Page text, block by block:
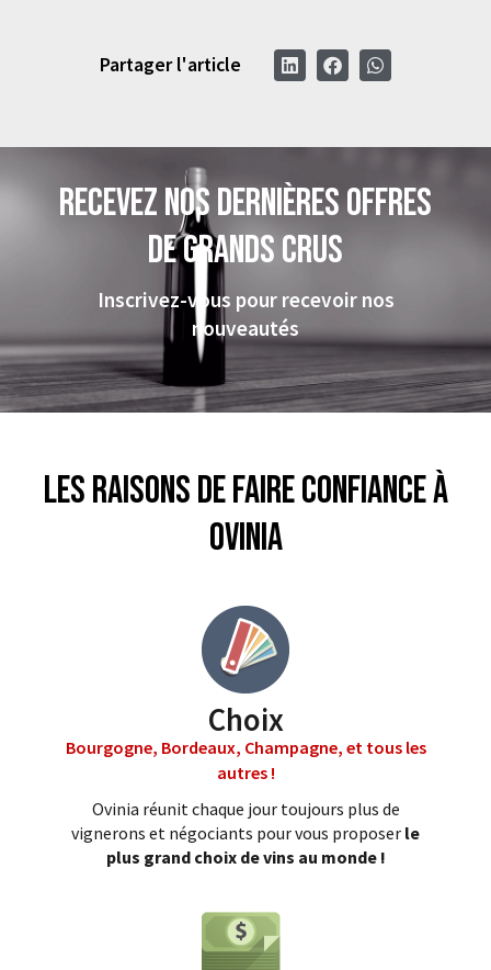
Partager l'article
Recevez nos dernières offres
de grands crus
Inscrivez-vous pour recevoir nos
nouveautés
Les raisons de faire confiance à
Ovinia
Choix
Bourgogne, Bordeaux, Champagne, et tous les
autres !
Ovinia réunit chaque jour toujours plus de
vignerons et négociants pour vous proposer le
plus grand choix de vins au monde !